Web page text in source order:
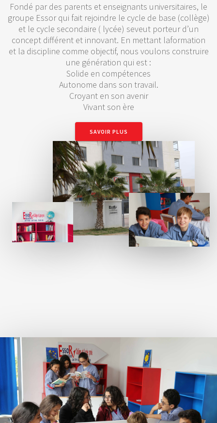
Fondé par des parents et enseignants universitaires, le
groupe Essor qui fait rejoindre le cycle de base (collège)
et le cycle secondaire ( lycée) seveut porteur d’un
concept différent et innovant. En mettant laformation
et la discipline comme objectif, nous voulons construire
une génération qui est :
Solide en compétences
Autonome dans son travail.
Croyant en son avenir
Vivant son ère
SAVOIR PLUS